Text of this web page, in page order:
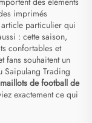
imprimés
particulier qui
: cette saison,
confortables et
fans souhaitent un
Saipulang Trading
maillots de football de
exactement ce qui